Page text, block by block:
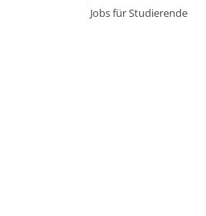
Jobs für Studierende